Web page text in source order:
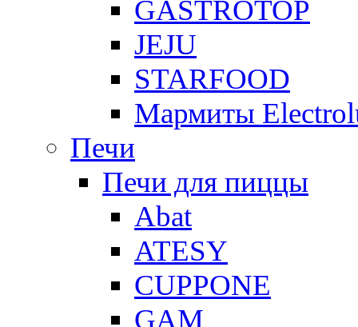
GASTROTOP
JEJU
STARFOOD
Мармиты
Печи
Печи для пиццы
Abat
ATESY
CUPPONE
GAM